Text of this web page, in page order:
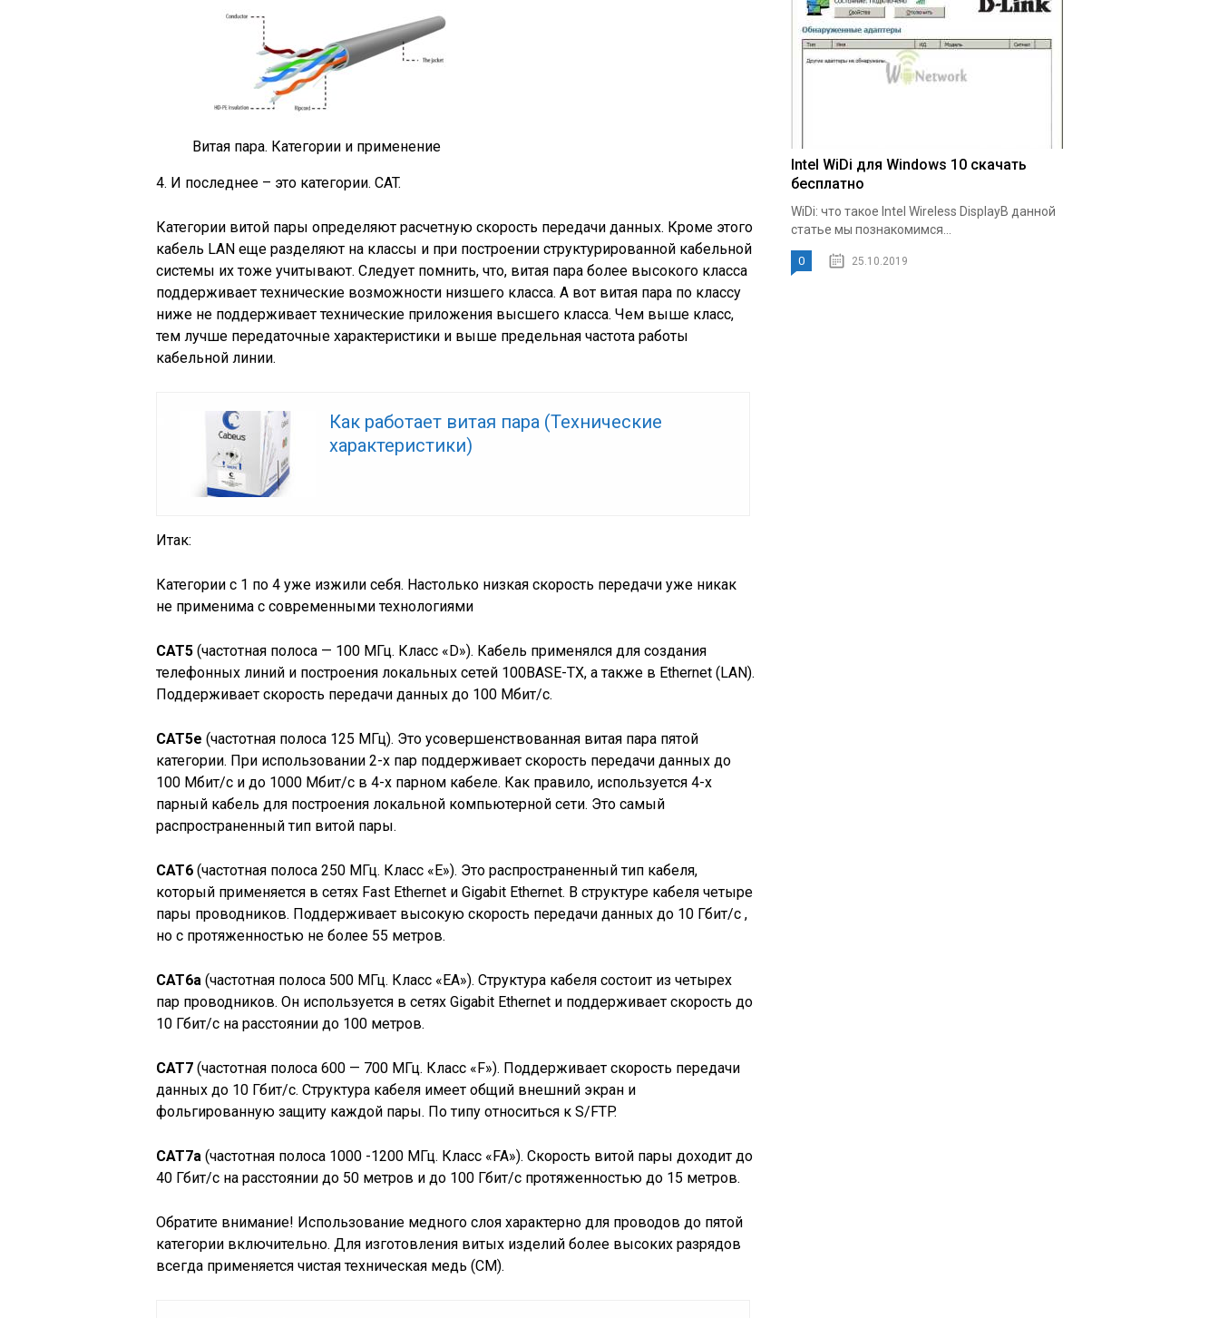
Витая пара. Категории и применение
4. И последнее – это категории. CAT.
Категории витой пары определяют расчетную скорость передачи данных. Кроме этого
кабель LAN еще разделяют на классы и при построении структурированной кабельной
системы их тоже учитывают. Следует помнить, что, витая пара более высокого класса
поддерживает технические возможности низшего класса. А вот витая пара по классу
ниже не поддерживает технические приложения высшего класса. Чем выше класс,
тем лучше передаточные характеристики и выше предельная частота работы
кабельной линии.
Как работает витая пара (Технические
характеристики)
Итак:
Категории с 1 по 4 уже изжили себя. Настолько низкая скорость передачи уже никак
не применима с современными технологиями
CAT5 (частотная полоса — 100 МГц. Класс «D»). Кабель применялся для создания
телефонных линий и построения локальных сетей 100BASE-TX, а также в Ethernet (LAN).
Поддерживает скорость передачи данных до 100 Мбит/с.
CAT5e (частотная полоса 125 МГц). Это усовершенствованная витая пара пятой
категории. При использовании 2-х пар поддерживает скорость передачи данных до
100 Мбит/с и до 1000 Мбит/с в 4-х парном кабеле. Как правило, используется 4-х
парный кабель для построения локальной компьютерной сети. Это самый
распространенный тип витой пары.
CAT6 (частотная полоса 250 МГц. Класс «E»). Это распространенный тип кабеля,
который применяется в сетях Fast Ethernet и Gigabit Ethernet. В структуре кабеля четыре
пары проводников. Поддерживает высокую скорость передачи данных до 10 Гбит/с ,
но с протяженностью не более 55 метров.
CAT6a (частотная полоса 500 МГц. Класс «EA»). Структура кабеля состоит из четырех
пар проводников. Он используется в сетях Gigabit Ethernet и поддерживает скорость до
10 Гбит/с на расстоянии до 100 метров.
CAT7 (частотная полоса 600 — 700 МГц. Класс «F»). Поддерживает скорость передачи
данных до 10 Гбит/с. Структура кабеля имеет общий внешний экран и
фольгированную защиту каждой пары. По типу относиться к S/FTP.
CAT7a (частотная полоса 1000 -1200 МГц. Класс «FA»). Скорость витой пары доходит до
40 Гбит/с на расстоянии до 50 метров и до 100 Гбит/с протяженностью до 15 метров.
Обратите внимание! Использование медного слоя характерно для проводов до пятой
категории включительно. Для изготовления витых изделий более высоких разрядов
всегда применяется чистая техническая медь (CM).
Intel WiDi для Windows 10 скачать
бесплатно
WiDi: что такое Intel Wireless DisplayВ данной
статье мы познакомимся...
0 25.10.2019